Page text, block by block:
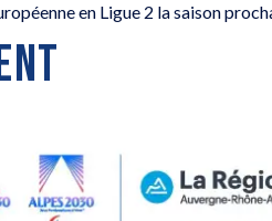
en Ligue 2 la saison
terre
Gagnez un séjour